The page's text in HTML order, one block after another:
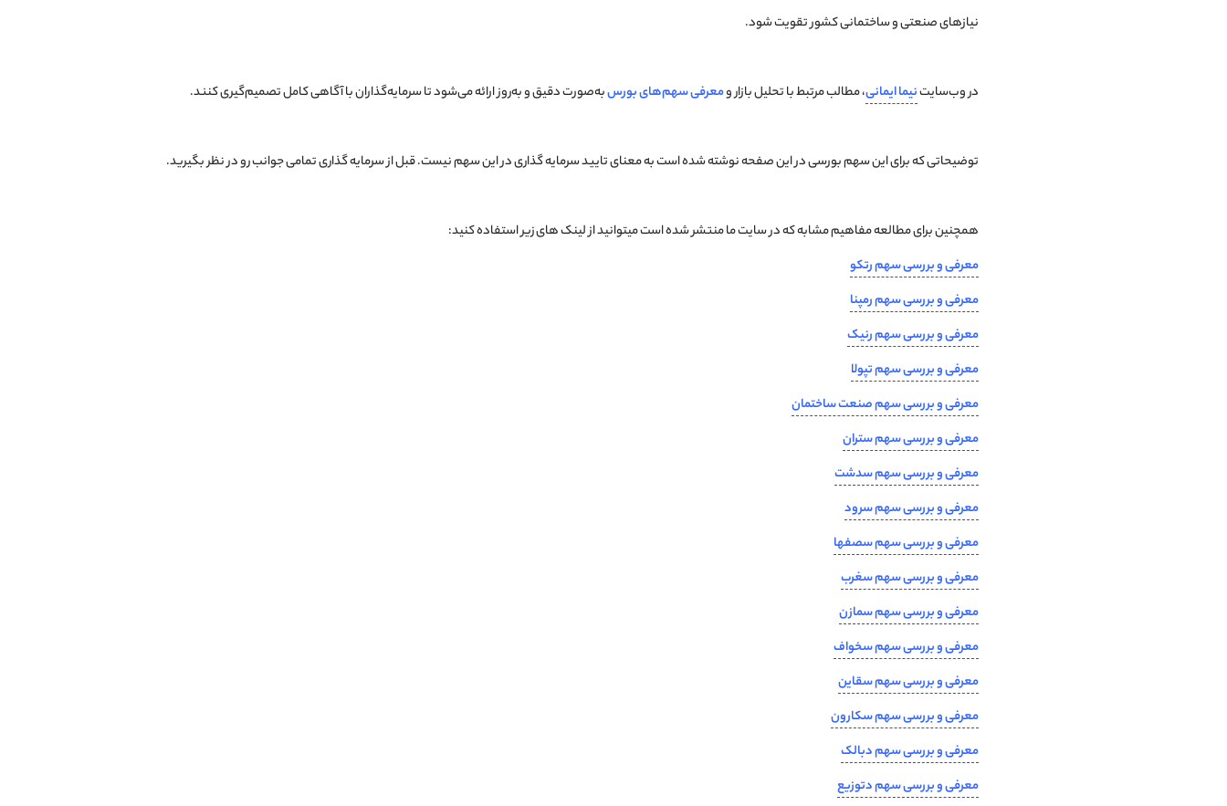
نیازهای صنعتی و ساختمانی کشور تقویت شود.
در وب‌سایتنیما ایمانی، مطالب مرتبط با تحلیل بازار ومعرفی سهم‌های بورسبه‌صورت دقیق و به‌روز ارائه می‌شود تا سرمایه‌گذاران با آگاهی کامل تصمیم‌گیری کنند.
توضیحاتی که برای این سهم بورسی در این صفحه نوشته شده است به معنای تایید سرمایه گذاری در این سهم نیست. قبل از سرمایه گذاری تمامی جوانب رو در نظر بگیرید.
همچنین برای مطالعه مفاهیم مشابه که در سایت ما منتشر شده است میتوانید از لینک های زیر استفاده کنید:
معرفی و بررسی سهم رتکو
معرفی و بررسی سهم رمپنا
معرفی و بررسی سهم رنیک
معرفی و بررسی سهم تپولا
معرفی و بررسی سهم صنعت ساختمان
معرفی و بررسی سهم ستران
معرفی و بررسی سهم سدشت
معرفی و بررسی سهم سرود
معرفی و بررسی سهم سصفها
معرفی و بررسی سهم سغرب
معرفی و بررسی سهم سمازن
معرفی و بررسی سهم سخواف
معرفی و بررسی سهم سقاین
معرفی و بررسی سهم سکارون
معرفی و بررسی سهم دبالک
معرفی و بررسی سهم دتوزیع